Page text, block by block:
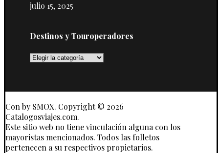
julio 15, 2025
Destinos y Touroperadores
Destinos
Con by SMOX. Copyright © 2026
Catalogosviajes.com.
Este sitio web no tiene vinculación alguna con los
mayoristas mencionados. Todos las folletos
pertenecen a su respectivos propietarios.